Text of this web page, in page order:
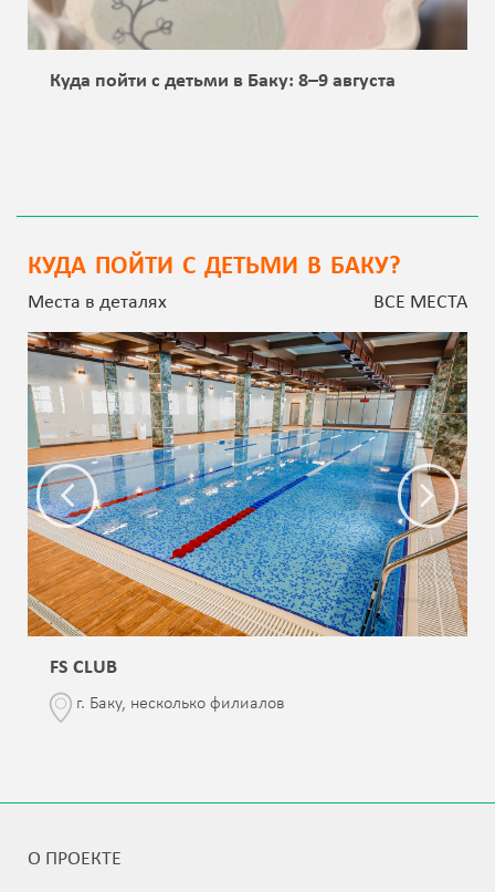
Куда пойти с детьми в Баку: 8–9 августа
КУДА ПОЙТИ С ДЕТЬМИ В БАКУ?
Места в деталях ВСЕ МЕСТА
FS CLUB
г. Баку, несколько филиалов
О ПРОЕКТЕ